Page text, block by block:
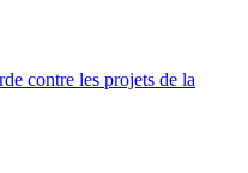
contre les projets de la